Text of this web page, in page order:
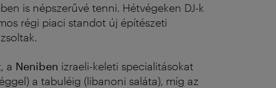
is népszerűvé tenni. Hétvégeken DJ-k
régi piaci standot új építészeti
a Neniben izraeli-keleti specialitásokat
a tabuléig (libanoni saláta), míg az